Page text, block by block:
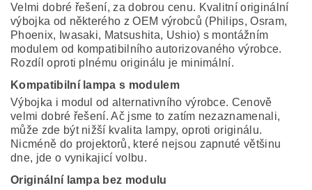
Velmi dobré řešení, za dobrou cenu. Kvalitní originální
výbojka od některého z OEM výrobců (Philips, Osram,
Phoenix, Iwasaki, Matsushita, Ushio) s montážním
modulem od kompatibilního autorizovaného výrobce.
Rozdíl oproti plnému originálu je minimální.
Kompatibilní lampa s modulem
Výbojka i modul od alternativního výrobce. Cenově
velmi dobré řešení. Ač jsme to zatím nezaznamenali,
může zde být nižší kvalita lampy, oproti originálu.
Nicméně do projektorů, které nejsou zapnuté většinu
dne, jde o vynikajicí volbu.
Originální lampa bez modulu